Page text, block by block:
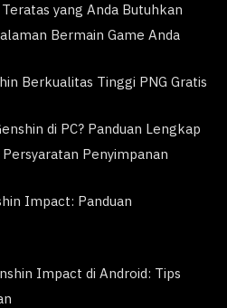
yang Anda Butuhkan
Bermain Game Anda
Berkualitas Tinggi PNG Gratis
di PC? Panduan Lengkap
Penyimpanan
Impact: Panduan
Impact di Android: Tips